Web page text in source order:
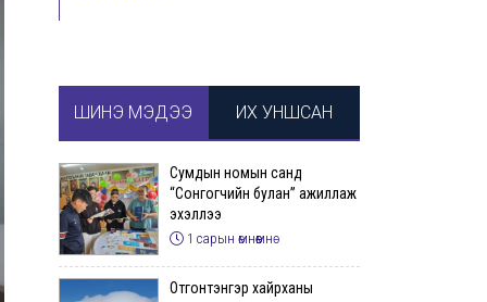
ШИНЭ МЭДЭЭ ИХ УНШСАН
Сумдын номын санд
“Сонгогчийн булан” ажиллаж
эхэллээ
1 сарын өмнөөмнө
Отгонтэнгэр хайрханы